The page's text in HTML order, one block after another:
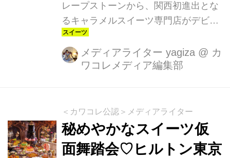
レープストーンから、関西初進出とな
るキャラメルスイーツ専門店がデビュ
ー！ その名も「THE CARAMEL
CROWN（ザ・キャラメルクラウ
ン）」。グランドオープンの舞台は、
大阪限定スイーツブランドです。
メディアライター yagiza @ カ
ワコレメディア編集部
＜カワコレ公認＞メディアライター
秘めやかなスイーツ仮
面舞踏会♡ヒルトン東京